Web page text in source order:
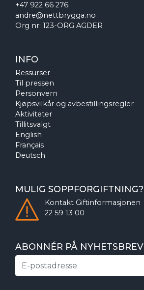
+47 922 66 276
andre@nettbrygga.no
Org nr: 123-ORG AGDER
INFO
Ressurser
Til pressen
Personvern
Kjøpsvilkår og avbestillingsregler
Aktiviteter
Tillitsvalgt
English
Français
Deutsch
MULIG SOPPFORGIFTNING?
Kontakt Giftinformasjonen
22 59 13 00
ABONNÉR PÅ NYHETSBREV